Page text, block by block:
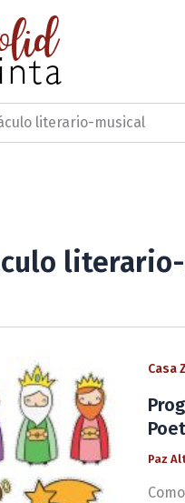
literario-musical
Casa
Paz